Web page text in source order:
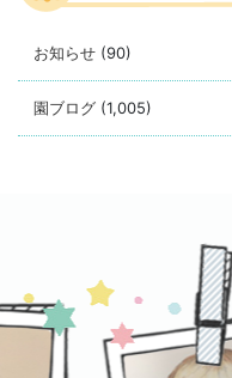
お知らせ (90)
園ブログ (1,005)